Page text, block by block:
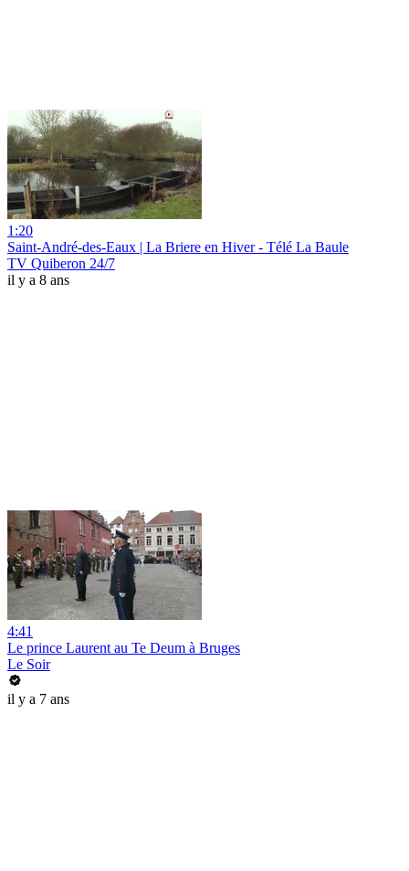
1:20
Saint-André-des-Eaux | La Briere en Hiver - Télé La Baule
TV Quiberon 24/7
il y a 8 ans
4:41
Le prince Laurent au Te Deum à Bruges
Le Soir
il y a 7 ans